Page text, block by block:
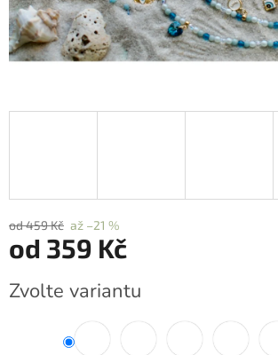
od 459 Kč až –21 %
od 359 Kč
cena:
Zvolte variantu